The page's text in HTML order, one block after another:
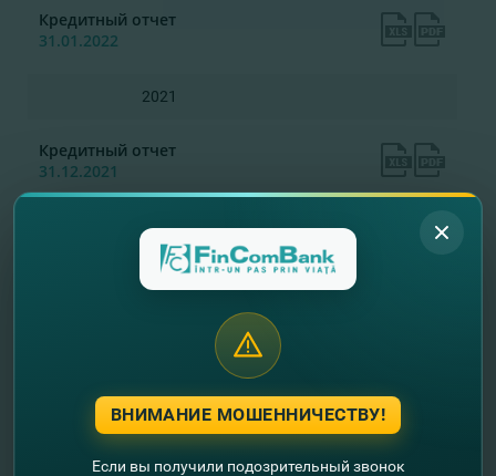
Кредитный отчет
31.01.2022
2021
Кредитный отчет
31.12.2021
Кредитный отчет
Кредитный отчет
31.08.2021
ВНИМАНИЕ МОШЕННИЧЕСТВУ!
Если вы получили подозрительный звонок